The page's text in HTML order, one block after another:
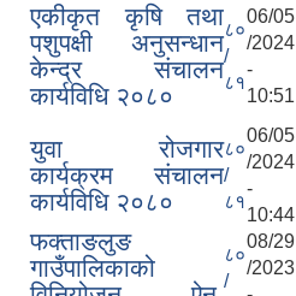
एकीकृत कृषि तथा
पशुपक्षी अनुसन्धान
केन्द्र संचालन
कार्यविधि २०८०
८०
/
८१
06/05
/2024
-
10:51
युवा रोजगार
कार्यक्रम संचालन
कार्यविधि २०८०
८०
/
८१
06/05
/2024
-
10:44
फक्ताङलुङ
गाउँपालिकाको
८०
/
08/29
/2023